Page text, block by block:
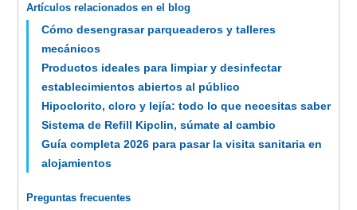
Artículos relacionados en el blog
Cómo desengrasar parqueaderos y talleres
mecánicos
Productos ideales para limpiar y desinfectar
establecimientos abiertos al público
Hipoclorito, cloro y lejía: todo lo que necesitas saber
Sistema de Refill Kipclin, súmate al cambio
Guía completa 2026 para pasar la visita sanitaria en
alojamientos
Preguntas frecuentes